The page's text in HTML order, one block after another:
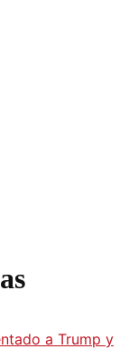
a Trump y